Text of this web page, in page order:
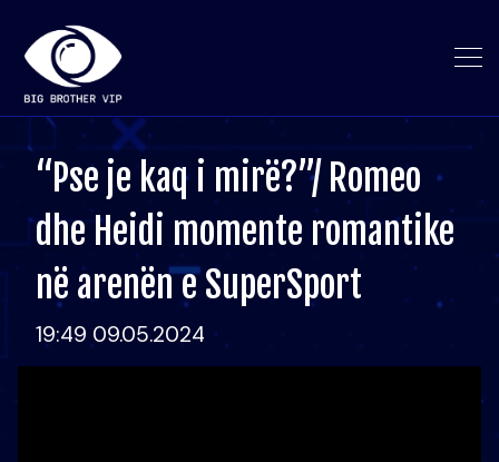
“Pse je kaq i mirë?”/ Romeo
dhe Heidi momente romantike
në arenën e SuperSport
19:49 09.05.2024